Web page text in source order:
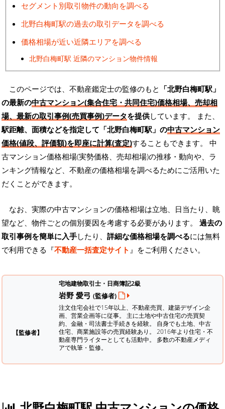
セグメント別取引物件の動向を調べる
北野白梅町駅の過去の取引データを調べる
価格相場が近い近隣エリアを調べる
北野白梅町駅 近隣のマンション物件情報
このページでは、不動産鑑定士の監修のもと 「北野白梅町駅」
の最新の中古マンション(集合住宅・共同住宅)価格相場、売却相
場、最新の取引事例(売買事例)データを提供しています。 また、
駅距離、面積などを指定して「北野白梅町駅」の中古マンション
価格(値段、評価額)を即座に計算(査定)することもできます。 中
古マンション価格相場(実勢価格、売却相場)の推移・動向や、ラ
ンキング情報など、不動産の価格相場を調べるためにご活用いた
だくことができます。
なお、実際の中古マンションの価格相場は立地、日当たり、眺
望など、物件ごとの個別要因を考慮する必要があります。 過去の
取引事例を簡単に入手したり、 詳細な価格相場を調べるには無料
で利用できる『不動産一括査定サイト 』をご利用ください。
【監修者】
宅地建物取引士・日商簿記2級
岩野 愛弓 (監修者)
注文住宅会社で15年以上、不動産売買、建築デザイン企
画、営業企画等に従事。 主に土地や中古住宅の売買契
約、金融・司法書士手続きを経験。 自身でも土地、中古
住宅、商業施設等の売買経験あり。 2016年より住宅・不
動産専門ライターとしても活動中。 多数の不動産メディ
アで執筆・監修。